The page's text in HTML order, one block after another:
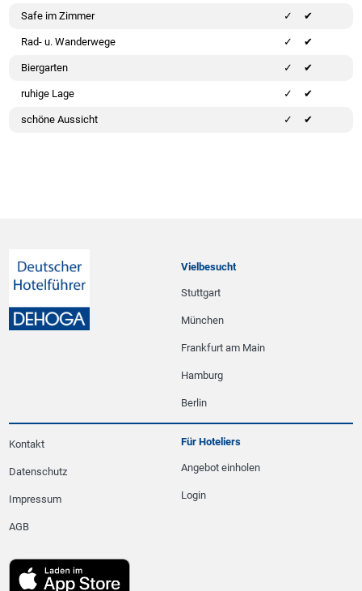
Safe im Zimmer ✔
Rad- u. Wanderwege ✔
Biergarten ✔
ruhige Lage ✔
schöne Aussicht ✔
Vielbesucht
Stuttgart
München
Frankfurt am Main
Hamburg
Berlin
Kontakt
Datenschutz
Impressum
AGB
Für Hoteliers
Angebot einholen
Login